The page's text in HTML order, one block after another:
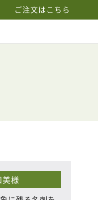
ご注文はこちら
様